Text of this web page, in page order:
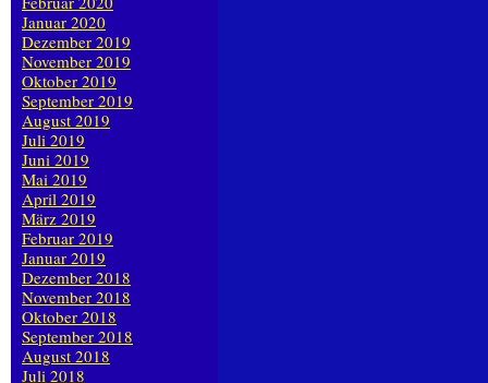
Januar 2020
Dezember 2019
November 2019
Oktober 2019
September 2019
August 2019
Juli 2019
Juni 2019
Mai 2019
April 2019
März 2019
Februar 2019
Januar 2019
Dezember 2018
November 2018
Oktober 2018
September 2018
August 2018
Juli 2018